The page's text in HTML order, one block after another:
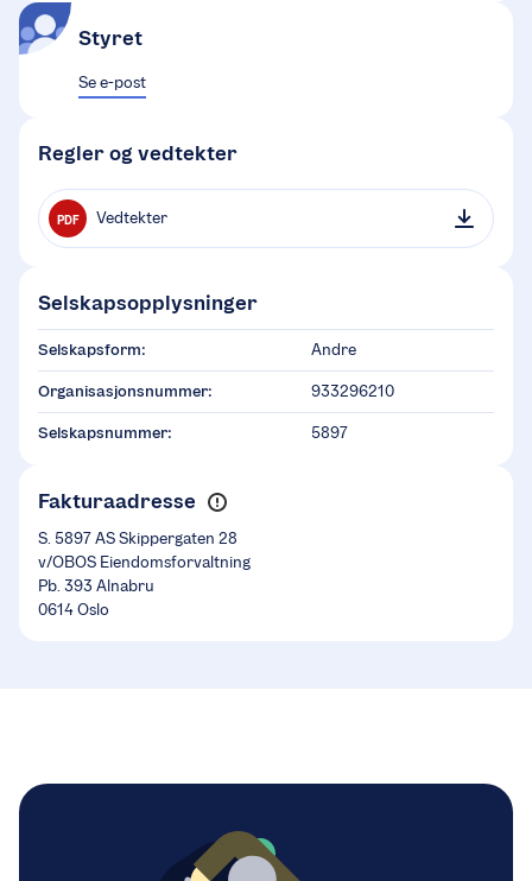
Styret
Se e-post
Regler og vedtekter
PDF Vedtekter
Selskapsopplysninger
Selskapsform: Andre
Organisasjonsnummer: 933296210
Selskapsnummer: 5897
Fakturaadresse
S. 5897 AS Skippergaten 28
v/OBOS Eiendomsforvaltning
Pb. 393 Alnabru
0614 Oslo